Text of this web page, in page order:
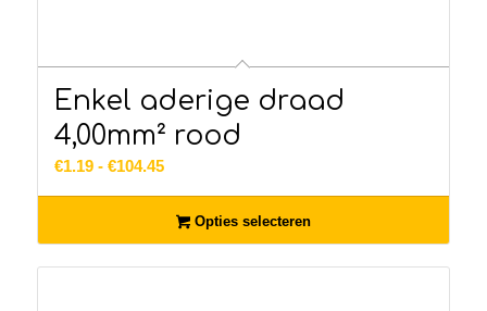
Enkel aderige draad
4,00mm² rood
€1.19 - €104.45Prijsklasse:
tot
€104.45
Opties selecteren